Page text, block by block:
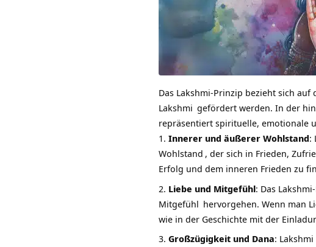
Das Lakshmi-Prinzip bezieht sich
Lakshmi gefördert werden. In der
repräsentiert spirituelle, emotionale
Innerer und äußerer Wohlstand:
Wohlstand , der sich in Frieden,
Erfolg und dem inneren Frieden zu
Liebe und Mitgefühl: Das
Mitgefühl hervorgehen. Wenn man
wie in der Geschichte mit der
Großzügigkeit und Dana: